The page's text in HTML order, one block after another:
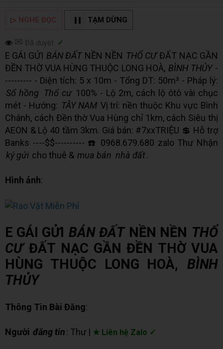
▷ NGHE ĐỌC TẠM DỪNG
✉ Đã duyệt: ✓
E GÁI GỬI BÁN ĐẤT NỀN NỀN THỔ CƯĐẤT NẠC GẦN
ĐỀN THỜ VUA HÙNG THUỘC LONG HOÀ, BÌNH THỦY -
--------- - Diện tích: 5 x 10m - Tổng DT: 50m² - Pháp lý:
Sổ hồng
Thổ cư 100% - Lộ 2m, cách lộ ôtô vài chục
mét - Hướng: TÂY NAM Vị trí: nền thuộc Khu vực Bình
Chánh, cách Đền thờ Vua Hùng chỉ 1km, cách Siêu thị
AEON & Lộ 40 tầm 3km. Giá bán: #7xxTRIỆU 💲 Hỗ trợ
Banks ----$$---------- ☎️ 0968.679.680 zalo Thư Nhận
ký gửi cho thuê & mua bán nhà đất.
Hình ảnh:
E GÁI GỬI BÁN ĐẤTNỀN NỀN THỔ
CƯĐẤT NẠC GẦN ĐỀN THỜ VUA
HÙNG THUỘC LONG HOÀ, BÌNH
THỦY
Thông Tin Bài Đăng:
Người đăng tin: Thư | ★ Liên hệ Zalo ✓